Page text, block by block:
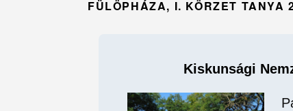
FÜLÖPHÁZA, I. KÖRZET TANYA
Kiskunsági